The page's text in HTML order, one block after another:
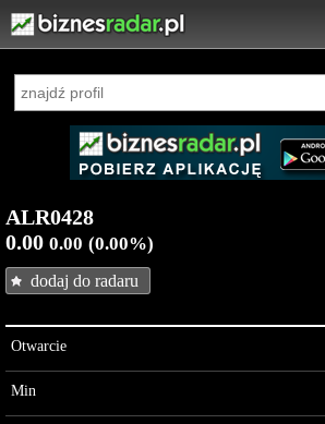
ALR0428
0.00 0.00 (0.00%)
dodaj do radaru
Otwarcie
Min